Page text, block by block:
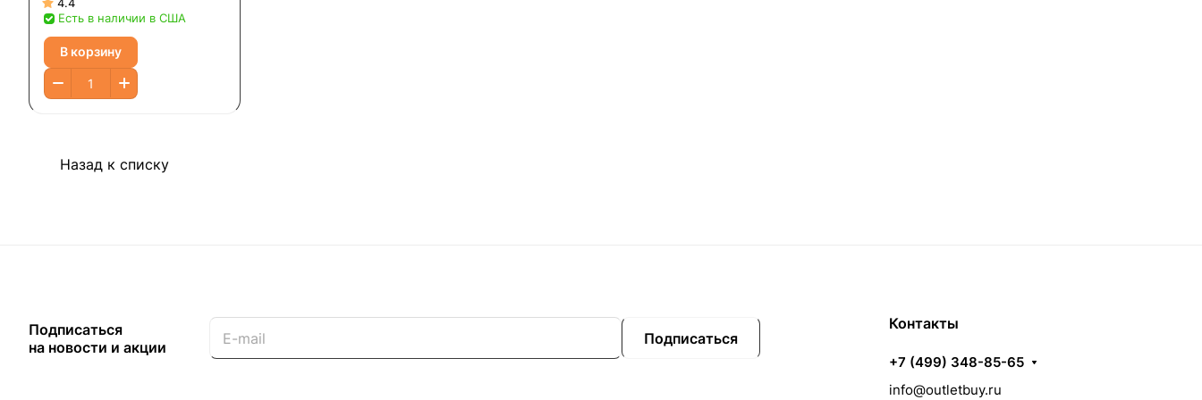
4.4
Есть в наличии в США
В корзину
Назад к списку
Подписаться
на новости и акции
Подписаться
Контакты
+7 (499) 348-85-65
info@outletbuy.ru